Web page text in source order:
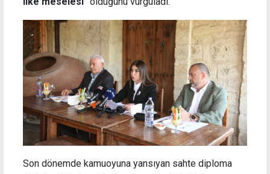
Son dönemde kamuoyuna yansıyan sahte diploma